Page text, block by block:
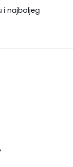
i najboljeg